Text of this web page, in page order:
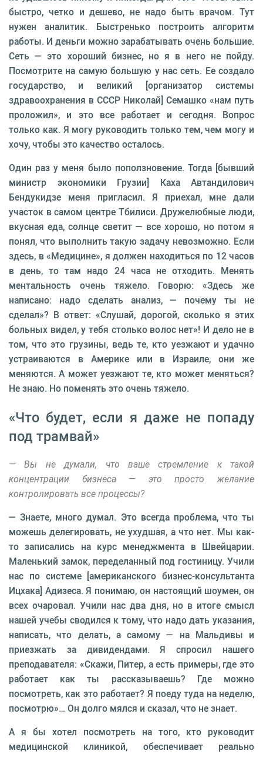
быстро, четко и дешево, не надо быть врачом. Тут
нужен аналитик. Быстренько построить алгоритм
работы. И деньги можно зарабатывать очень большие.
Сеть — это хороший бизнес, но я в него не пойду.
Посмотрите на самую большую у нас сеть. Ее создало
государство, и великий [организатор системы
здравоохранения в СССР Николай] Семашко «нам путь
проложил», и это все работает и сегодня. Вопрос
только как. Я могу руководить только тем, чем могу и
хочу, чтобы это качество осталось.
Один раз у меня было поползновение. Тогда [бывший
министр экономики Грузии] Каха Автандилович
Бендукидзе меня пригласил. Я приехал, мне дали
участок в самом центре Тбилиси. Дружелюбные люди,
вкусная еда, солнце светит — все хорошо, но потом я
понял, что выполнить такую задачу невозможно. Если
здесь, в «Медицине», я должен находиться по 12 часов
в день, то там надо 24 часа не отходить. Менять
ментальность очень тяжело. Говорю: «Здесь же
написано: надо сделать анализ, — почему ты не
сделал»? В ответ: «Слушай, дорогой, сколько я этих
больных видел, у тебя столько волос нет»! И дело не в
том, что это грузины, ведь те, кто уезжают и удачно
устраиваются в Америке или в Израиле, они же
меняются. А может уезжают те, кто может меняться?
Не знаю. Но поменять это очень тяжело.
«Что будет, если я даже не попаду
под трамвай»
— Вы не думали, что ваше стремление к такой
концентрации бизнеса — это просто желание
контролировать все процессы?
— Знаете, много думал. Это всегда проблема, что ты
можешь делегировать, не ухудшая, а что нет. Мы как-
то записались на курс менеджмента в Швейцарии.
Маленький замок, переделанный под гостиницу. Учили
нас по системе [американского бизнес-консультанта
Ицхака] Адизеса. Я понимаю, он настоящий шоумен, он
всех очаровал. Учили нас два дня, но в итоге смысл
нашей учебы сводился к тому, что надо дать указания,
написать, что делать, а самому — на Мальдивы и
приезжать за дивидендами. Я спросил нашего
преподавателя: «Скажи, Питер, а есть примеры, где это
работает как ты рассказываешь? Где можно
посмотреть, как это работает? Я поеду туда на неделю,
посмотрю»… Он долго мялся и сказал, что не знает.
А я бы хотел посмотреть на того, кто руководит
медицинской клиникой, обеспечивает реально